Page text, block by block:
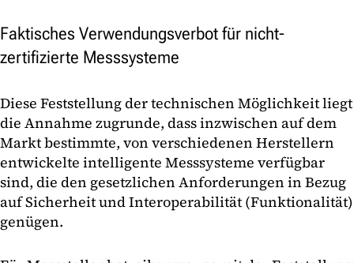
Faktisches Verwendungsverbot für nicht-
zertifizierte Messsysteme
Diese Feststellung der technischen Möglichkeit liegt
die Annahme zugrunde, dass inzwischen auf dem
Markt bestimmte, von verschiedenen Herstellern
entwickelte intelligente Messsysteme verfügbar
sind, die den gesetzlichen Anforderungen in Bezug
auf Sicherheit und Interoperabilität (Funktionalität)
genügen.